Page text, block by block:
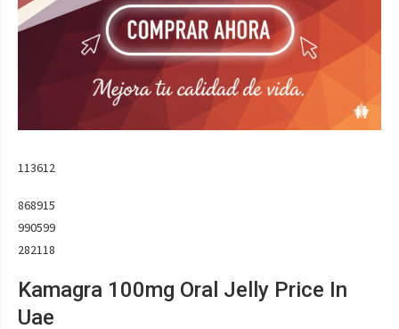
113612
868915
990599
282118
Kamagra 100mg Oral Jelly Price In
Uae